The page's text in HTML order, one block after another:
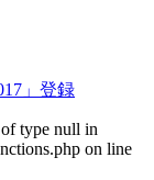
」登録
type null in
on line